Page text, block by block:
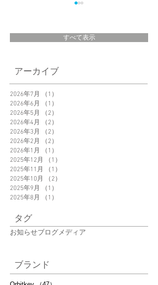
＜New Product＞
Grasses Pouch 新発
売
さ
すべて表示
アーカイブ
2026年7月 （1）
2026年6月
（1）
2026年5月
（2）
2026年4月
（2）
2026年3月
（2）
2026年2月
（2）
2026年1月
（1）
2025年12月
（1）
2025年11月
（1）
2025年10月
（2）
2025年9月
（1）
2025年8月
（1）
タグ
お知らせブログ メディア
ブランド